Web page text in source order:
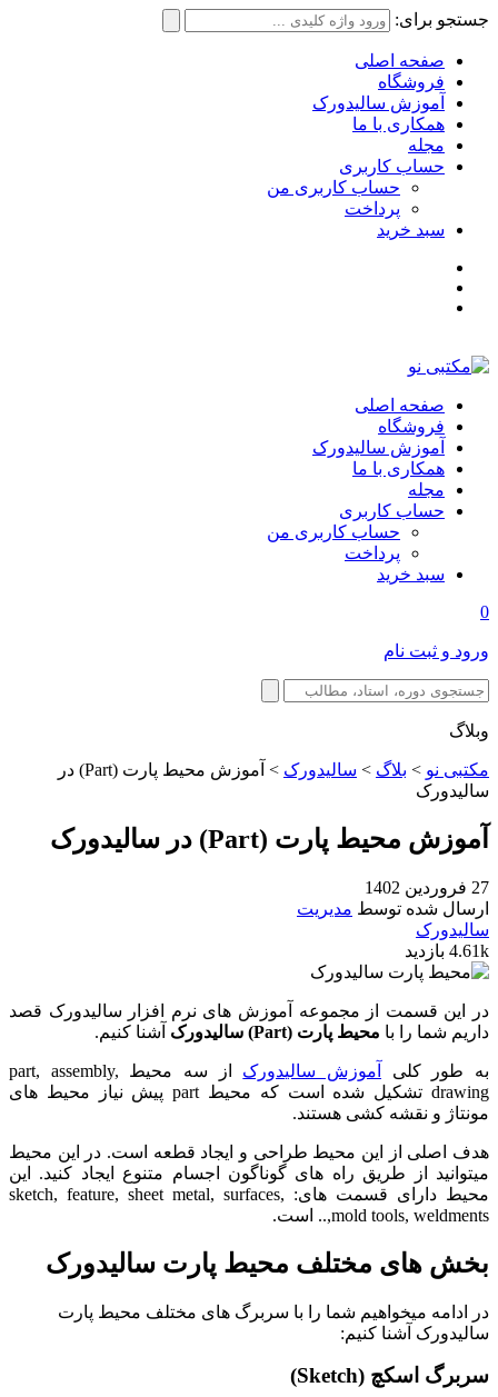
جستجو برای:
صفحه اصلی
فروشگاه
آموزش سالیدورک
همکاری با ما
مجله
حساب کاربری
حساب کاربری من
پرداخت
سبد خرید
صفحه اصلی
فروشگاه
آموزش سالیدورک
همکاری با ما
مجله
حساب کاربری
حساب کاربری من
پرداخت
سبد خرید
0
ورود و ثبت نام
وبلاگ
مکتبی نو > بلاگ > سالیدورک >
آموزش محیط پارت (Part) در
سالیدورک
آموزش محیط پارت (Part) در سالیدورک
27 فروردین 1402
ارسال شده توسط مدیریت
سالیدورک
4.61k بازدید
در این قسمت از مجموعه آموزش های نرم افزار سالیدورک قصد
داریم شما را با محیط پارت (Part) سالیدورک آشنا کنیم.
به طور کلی آموزش سالیدورک
از سه محیط part, assembly,
drawing تشکیل شده است که محیط part پیش نیاز محیط های
مونتاژ و نقشه کشی هستند.
هدف اصلی از این محیط طراحی و ایجاد قطعه است. در این محیط
میتوانید از طریق راه های گوناگون اجسام متنوع ایجاد کنید. این
محیط دارای قسمت های: sketch, feature, sheet metal, surfaces,
mold tools, weldments,.. است.
بخش های مختلف محیط پارت سالیدورک
در ادامه میخواهیم شما را با سربرگ های مختلف محیط پارت
سالیدورک آشنا کنیم:
سربرگ اسکچ (Sketch)